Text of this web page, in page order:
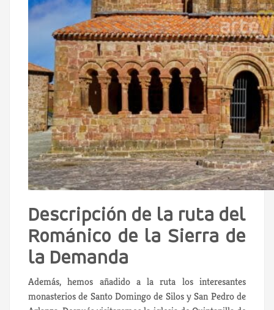
Descripción de la ruta del
Románico de la Sierra de
la Demanda
Además, hemos añadido a la ruta los interesantes
monasterios de Santo Domingo de Silos y San Pedro de